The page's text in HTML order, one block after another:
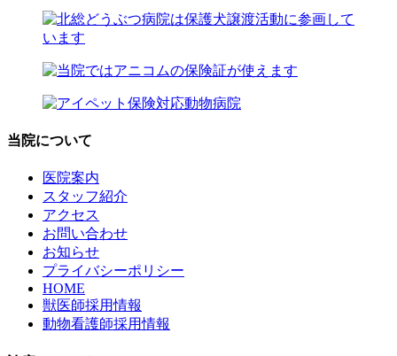
当院について
医院案内
スタッフ紹介
アクセス
お問い合わせ
お知らせ
プライバシーポリシー
HOME
獣医師採用情報
動物看護師採用情報